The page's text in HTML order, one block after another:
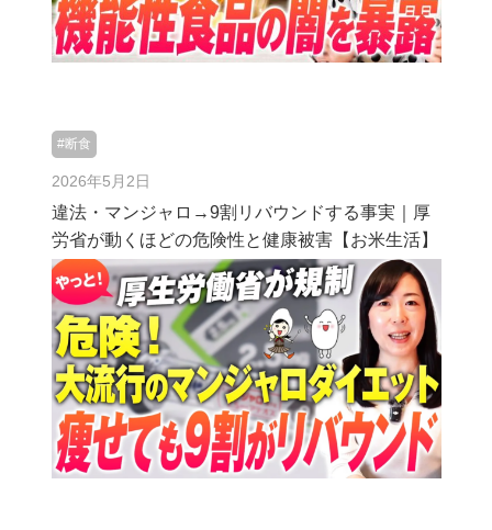
#断食
2026年5月2日
違法・マンジャロ→9割リバウンドする事実｜厚
労省が動くほどの危険性と健康被害【お米生活】